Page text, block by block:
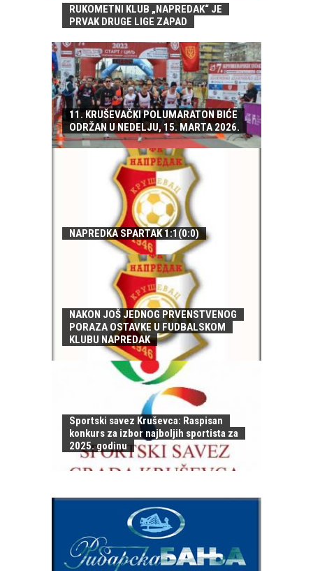
RUKOMETNI KLUB „NAPREDAK“ JE
PRVAK DRUGE LIGE ZAPAD
11. KRUŠEVAČKI POLUMARATON BIĆE
ODRŽAN U NEDELJU, 15. MARTA 2026.
NAPREDKA SPARTAK 1:1(0:0)
NAKON JOŠ JEDNOG PRVENSTVENOG
PORAZA OSTAVKE U FUDBALSKOM
KLUBU NAPREDAK
Sportski savez Kruševca: Raspisan
konkurs za izbor najboljih sportista za
2025. godinu